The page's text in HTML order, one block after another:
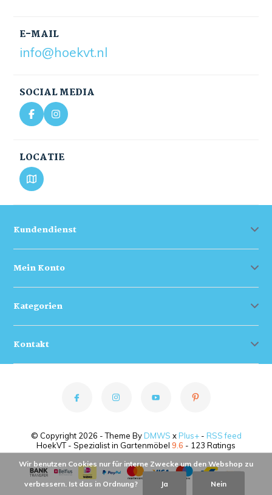
E-MAIL
info@hoekvt.nl
SOCIAL MEDIA
LOCATIE
Kundendienst
Mein Konto
Kategorien
Kontakt
© Copyright 2026 - Theme By DMWS x Plus+- RSS feed
HoekVT - Spezialist in Gartenmöbel 9.6 - 123 Ratings
Wir benutzen Cookies nur für interne Zwecke um den Webshop zu
verbessern. Ist das in Ordnung? Ja Nein